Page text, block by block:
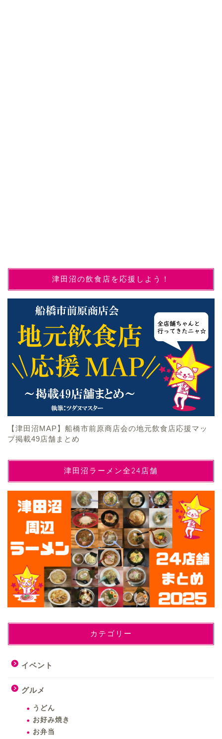
津田沼の飲食店を応援しよう！
【津田沼MAP】船橋市前原商店会の地元飲食店応援マッ
プ掲載49店舗まとめ
津田沼ラーメン全24店舗
カテゴリー
イベント
グルメ
うどん
お好み焼き
お弁当